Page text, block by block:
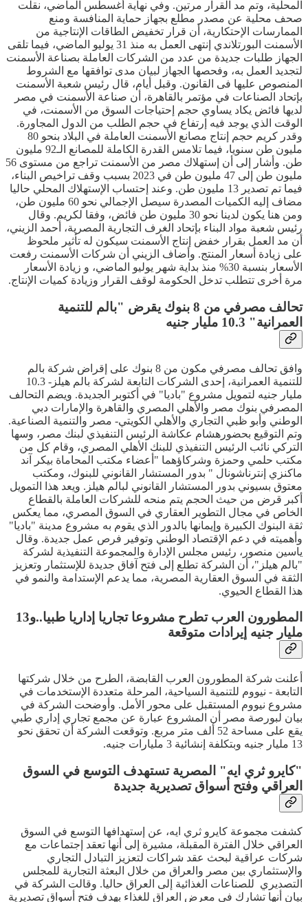
المحلية، وتم مد القرار مرتين. وفي نهاية أغسطس الماضي، نقلت
صحف محلية عن مصدر مطلع بجهاز حماية المنافسة ومنع
الممارسات الإحتكارية، أن قرار تخفيض الطاقات الإنتاجية من
الأسمنت البورتلاندي إنتهى العمل به منذ 31 يوليو الماضي، فيما تلقى
الجهاز طلبات جديدة من عدد من الشركات العاملة بصناعة الأسمنت
لتجديد العمل به، وفحصها الجهاز لبيان مدى توافقها مع الشروط
المنصوص عليها فى القانون. وقبل أيام، قال رئيس شعبة الأسمنت
بإتحاد الصناعات في مؤتمر بالقاهرة، أن صناعة الأسمنت في مصر
لديها فائض يكاد يساوي حجم إحتياجات السوق من الأسمنت، في
الوقت الذي يوجد فيه إرتفاع في حجم الطلب من الدول المجاورة.
وقدر كريم حجم إنتاج مصانع الأسمنت العاملة في البلاد بنحو 80
مليون طن سنويا، فيما تلامس القدرة الكاملة للمصانع الـ92 مليون
طن. وأشار إلى أن إستهلاك مصر من الأسمنت تراجع من مستوى 56
مليون طن إلى 47 مليون طن في 2023 بسبب وقف تراخيص البناء،
فيما تم تصدير 13 مليون طن. وعند إحتساب الإستهلاك المحلي حاليا
مضاف إليه الكميات المصدرة سيصل الإجمالي نحو 60 مليون طن،
ومن هنا يكون لدينا نحو 30 مليون طن فائض، وفقا لكريم. وقال
رئيس شعبة مواد البناء بإتحاد الغرف التجارية المصرية، أحمد الزيني،
أن مد العمل بقرار خفض إنتاج الأسمنت سيكون له تأثير ملحوظ
على زيادة أسعار المنتج. وأضاف الزيني أن شركات الأسمنت رفعت
الأسعار بنسبة 30% منذ بداية شهر يوليو الماضي، و زيادة الأسعار
مرة أخرى تتطلب تدخل الحكومة لوقف القرار وزيادة كميات الإنتاج.
تحالف مصرفي من 8 بنوك يقرض "بالم للتنمية
العمرانية" 10.3 مليار جنيه
وافق تحالف مصرفي مكون من 8 بنوك على إقراض شركة بالم
للتنمية العمرانية، إحدى الشركات التابعة لشركة بالم هيلز- 10.3
مليار جنيه لتمويل مشروع "باديا" في أكتوبر الجديدة. ويضم التحالف
المصرفي بنوك مصر والأهلي المصري والقاهرة والإمارات دبي
الوطني وأبو ظبي التجاري والأهلي الكويتي- مصر والتنمية الصناعية.
وتم التوقيع بحضورهشام عكاشة الرئيس التنفيذي لبنك مصر، وسها
التركي نائب الرئيس التنفيذي للبنك الأهلي المصري، وقام كل من
مكتب حلمي وحمزة وشركاؤهما "أعضاء مكتب المحاماة بيكر آند
ماكنزي إنترناشونال " بدور المستشار القانوني للبنوك، ومكتب
معتوق بسيوني بدور المستشار القانوني لبالم هيلز. ويعد هذا التمويل
أكبر قرض من حيث الحجم يتم منحه للشركات العاملة بالقطاع
الخاص في مجال التطوير العقاري في السوق المصري، مما يعكس
ثقة البنوك الكبيرة وإيمانها بالدور الذي يقوم به مشروع مدينة "باديا"
وأهميته في دعم الإقتصاد الوطني وتوفير فرص عمل جديدة. وقال
ياسين منصور، رئيس مجلس الإدارة والمجموعة التنفيذية لشركة
"بالم هيلز"، أن الشركة تطلع إلى فتح آفاق جديدة للإستثمار وتعزيز
الثقة في السوق العقارية المصرية، مما يدعم الإستدامة والنمو في
هذا القطاع الحيوي.
المطورون العرب تطرح مشروعا تجاريا إداريا طبيا..و13
مليار جنيه إيرادات متوقعة
أعلنت شركة المطورون العرب القابضة، الطرح من خلال شركتها
التابعة - نيووم للتنمية السياحية، المرحلة متعددة الإستخدمات في
مشروع نيووم المستقبل على محور الأمل. وأوضحت الشركة في
بيان لبورصة مصر أن المشروع عبارة عن مجمع تجاري إداري طبي
يقع على مساحة 52 ألف متر مربع. وتوقعت الشركة أن تحقق نحو
13 مليار جنيه وبتكلفة إنشائية 3 مليارات جنيه.
"كايرو ثري ايه" المصرية تستهدف التوسع في السوق
العراقي وفتح أسواق تصديرية جديدة
كشفت مجموعة كايرو ثري ايه، عن إستهدافها التوسع في السوق
العراقي خلال الفترة المقبلة، مشيرة إلى أنها تعقد إجتماعات مع
شركات عراقية لبحث عقد شراكات لتعزيز التبادل التجاري
والإستثماري بين مصر والعراق من خلال البعثة التجارية للمجلس
التصديري للصناعات الغذائية إلى العراق حاليا. وقالت الشركة في
بيان أنها تشارك في معرض العراق للغذاء بهدف فتح أسواق تصديرية